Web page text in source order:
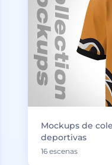
Mockups de
deportivas
16 escenas